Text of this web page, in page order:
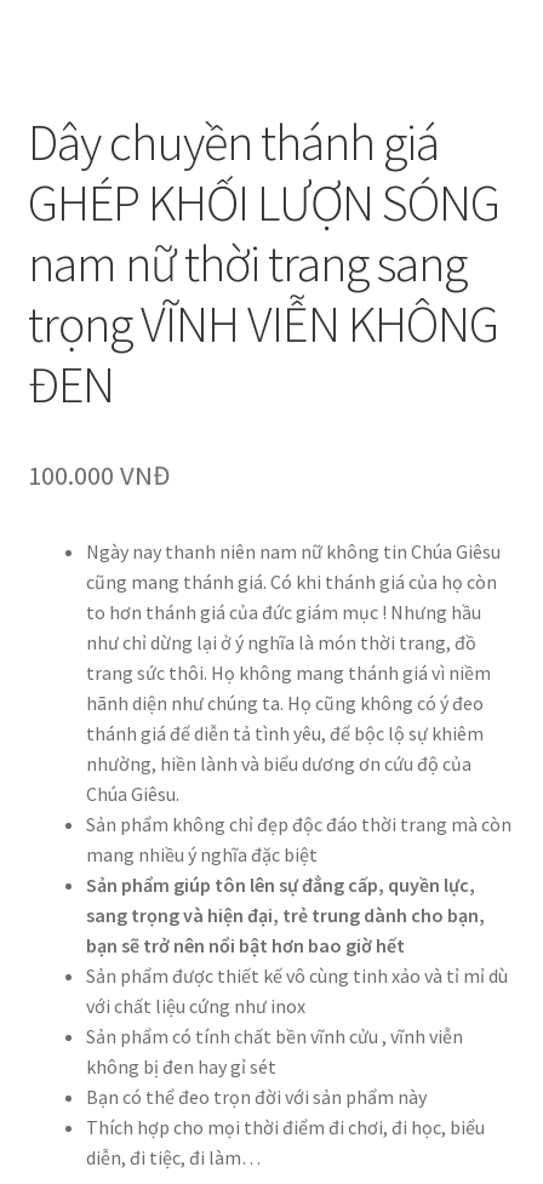
Dây chuyền thánh giá
GHÉP KHỐI LƯỢN SÓNG
nam nữ thời trang sang
trọng VĨNH VIỄN KHÔNG
ĐEN
100.000 VNĐ
Ngày nay thanh niên nam nữ không tin Chúa Giêsu
cũng mang thánh giá. Có khi thánh giá của họ còn
to hơn thánh giá của đức giám mục ! Nhưng hầu
như chỉ dừng lại ở ý nghĩa là món thời trang, đồ
trang sức thôi. Họ không mang thánh giá vì niềm
hãnh diện như chúng ta. Họ cũng không có ý đeo
thánh giá để diễn tả tình yêu, để bộc lộ sự khiêm
nhường, hiền lành và biểu dương ơn cứu độ của
Chúa Giêsu.
Sản phẩm không chỉ đẹp độc đáo thời trang mà còn
mang nhiều ý nghĩa đặc biệt
Sản phẩm giúp tôn lên sự đẳng cấp, quyền lực,
sang trọng và hiện đại, trẻ trung dành cho bạn,
bạn sẽ trở nên nổi bật hơn bao giờ hết
Sản phẩm được thiết kế vô cùng tinh xảo và tỉ mỉ dù
với chất liệu cứng như inox
Sản phẩm có tính chất bền vĩnh cửu , vĩnh viễn
không bị đen hay gỉ sét
Bạn có thể đeo trọn đời với sản phẩm này
Thích hợp cho mọi thời điểm đi chơi, đi học, biểu
diễn, đi tiệc, đi làm…